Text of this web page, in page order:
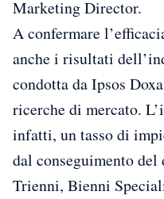
Marketing Director.
A confermare
anche i risultati
condotta da Ipsos
ricerche di mercato.
infatti, un tasso di
dal conseguimento
Trienni, Bienni